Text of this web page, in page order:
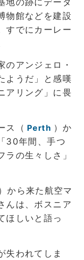
物館などを建設
すでにカーレー
アンジェロ・
ようだ」と感嘆
アリング」に畏
ス（ Perth ）か
30年間、手つ
の生々しさ」
から来た航空マ
んは、ボスニア
ほしいと語っ
失われてしま